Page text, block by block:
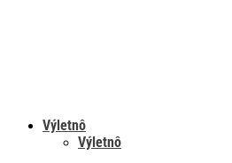
Výletnô
Výletnô